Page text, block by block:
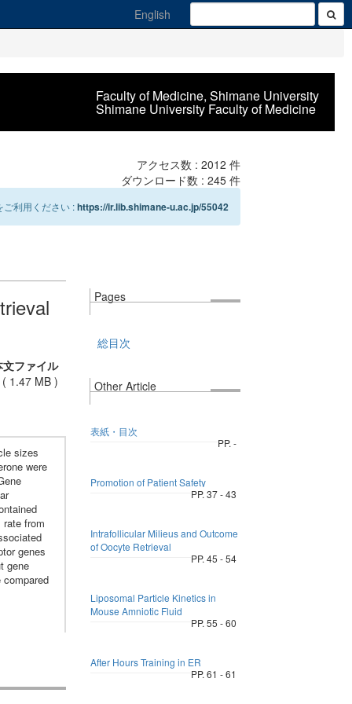
English
Faculty of Medicine, Shimane University
Shimane University Faculty of Medicine
アクセス数 : 2012 件
ダウンロード数 : 245件
ご利用ください :https://ir.lib.shimane-u.ac.jp/55042
文ファイル
( 1.47 MB )
sizes
were
from
genes
gene
Pages
総目次
Other Article
表紙・目次
PP. -
Promotion of Patient Safety
PP. 37 - 43
Intrafollicular Milieus and Outcome
of Oocyte Retrieval
PP. 45 - 54
Liposomal Particle Kinetics in
Mouse Amniotic Fluid
PP. 55 - 60
After Hours Training in ER
PP. 61 - 61